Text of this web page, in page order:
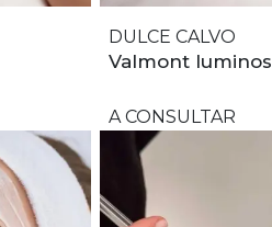
DULCE CALVO
Valmont
A CONSULTAR